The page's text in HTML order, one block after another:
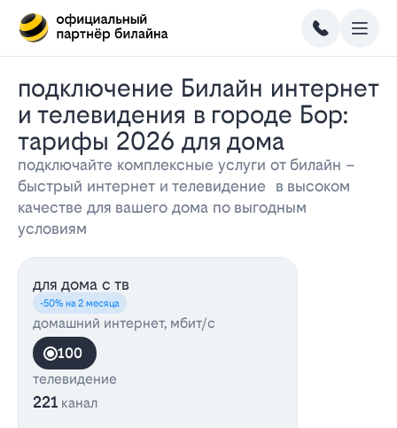
Подключение Билайн интернет
и телевидения в городе Бор:
тарифы 2026 для дома
подключайте комплексные услуги от билайн –
быстрый интернет и телевидение в высоком
качестве для вашего дома по выгодным
условиям
для дома с тв
-50% на 2 месяца
домашний интернет, мбит/с
100
телевидение
221 канал